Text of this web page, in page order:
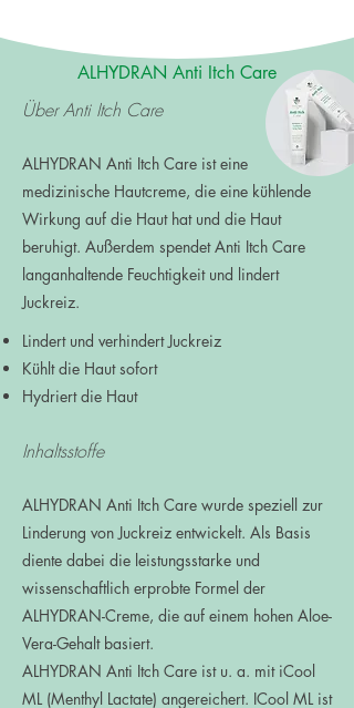
ALHYDRAN Anti Itch Care
Über Anti Itch Care
ALHYDRAN Anti Itch Care ist eine
medizinische Hautcreme, die eine kühlende
Wirkung auf die Haut hat und die Haut
beruhigt. Außerdem spendet Anti Itch Care
langanhaltende Feuchtigkeit und lindert
Juckreiz.
Lindert und verhindert Juckreiz
Kühlt die Haut sofort
Hydriert die Haut
Inhaltsstoffe
ALHYDRAN Anti Itch Care wurde speziell zur
Linderung von Juckreiz entwickelt. Als Basis
diente dabei die leistungsstarke und
wissenschaftlich erprobte Formel der
ALHYDRAN-Creme, die auf einem hohen Aloe-
Vera-Gehalt basiert.
ALHYDRAN Anti Itch Care ist u. a. mit iCool
ML (Menthyl Lactate) angereichert. ICool ML ist